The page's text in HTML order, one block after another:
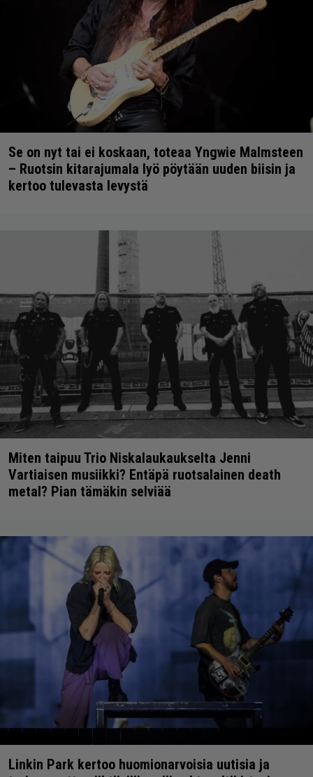
Se on nyt tai ei koskaan, toteaa Yngwie Malmsteen
– Ruotsin kitarajumala lyö pöytään uuden biisin ja
kertoo tulevasta levystä
Miten taipuu Trio Niskalaukaukselta Jenni
Vartiaisen musiikki? Entäpä ruotsalainen death
metal? Pian tämäkin selviää
Linkin Park kertoo huomionarvoisia uutisia ja